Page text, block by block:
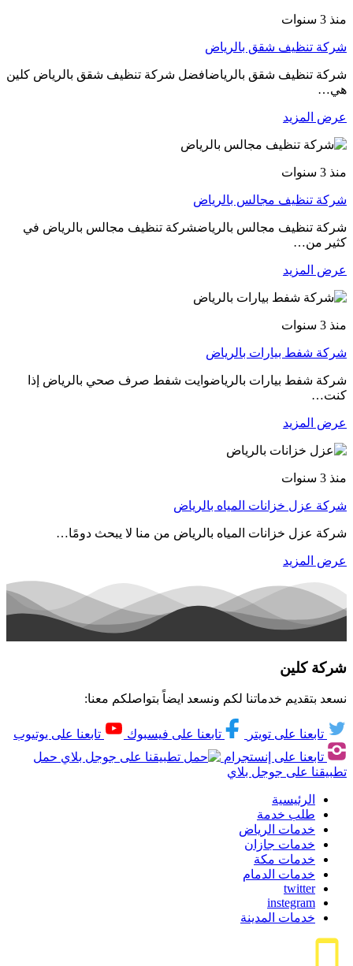
منذ 3 سنوات
شركة تنظيف شقق بالرياض
شركة تنظيف شقق بالرياضافضل شركة تنظيف شقق بالرياض كلين
هي…
عرض المزيد
منذ 3 سنوات
شركة تنظيف مجالس بالرياض
شركة تنظيف مجالس بالرياضشركة تنظيف مجالس بالرياض في
كثير من…
عرض المزيد
منذ 3 سنوات
شركة شفط بيارات بالرياض
شركة شفط بيارات بالرياضوايت شفط صرف صحي بالرياض إذا
كنت…
عرض المزيد
منذ 3 سنوات
شركة عزل خزانات المياه بالرياض
شركة عزل خزانات المياه بالرياض من منا لا يبحث دومًا…
عرض المزيد
شركة كلين
نسعد بتقديم خدماتنا لكم ونسعد ايضاً بتواصلكم معنا:
تابعنا على تويتر تابعنا على فيسبوك
تابعنا على يوتيوب
تابعنا على إنستجرام
حمل
تطبيقنا على جوجل بلاي
الرئيسية
طلب خدمة
خدمات الرياض
خدمات جازان
خدمات مكة
خدمات الدمام
twitter
instegram
خدمات المدينة